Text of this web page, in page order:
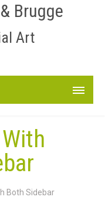
Brugge
Art
Both Sidebar